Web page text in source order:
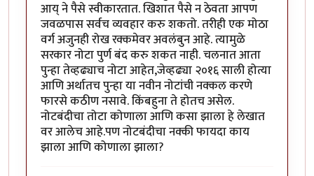
आय् ने पैसे स्वीकारतात. खिशात पैसे न ठेवता आपण
जवळपास सर्वच व्यवहार करु शकतो. तरीही एक मोठा
वर्ग अजुनही रोख रक्कमेवर अवलंबुन आहे. त्यामुळे
सरकार नोटा पुर्ण बंद करु शकत नाही. चलनात आता
पुन्हा तेव्हढ्याच नोटा आहेत,जेव्हढ्या २०१६ साली होत्या
आणि अर्थातच पुन्हा या नवीन नोटांची नक्कल करणे
फारसे कठीण नसावे. किंबहुना ते होतच असेल.
नोटबंदीचा तोटा कोणाला आणि कसा झाला हे लेखात
वर आलेच आहे.पण नोटबंदीचा नक्की फायदा काय
झाला आणि कोणाला झाला?